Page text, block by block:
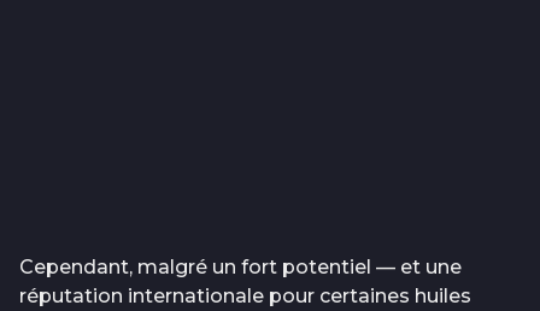
Cependant, malgré un fort potentiel — et une
réputation internationale pour certaines huiles